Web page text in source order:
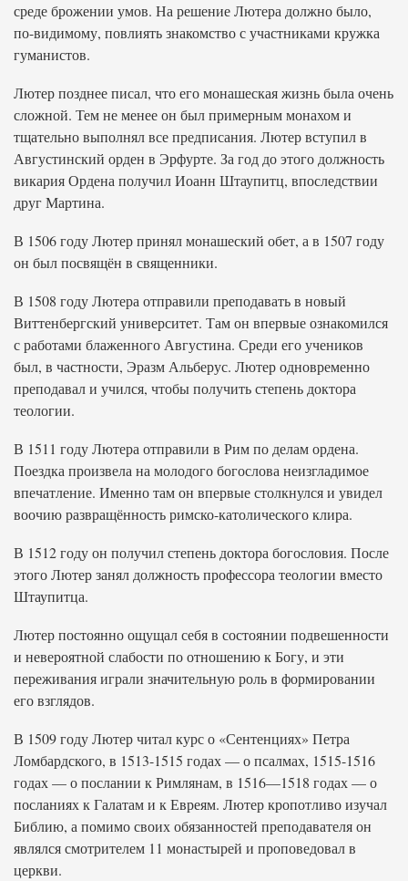
среде брожении умов. На решение Лютера должно было,
по-видимому, повлиять знакомство с участниками кружка
гуманистов.
Лютер позднее писал, что его монашеская жизнь была очень
сложной. Тем не менее он был примерным монахом и
тщательно выполнял все предписания. Лютер вступил в
Августинский орден в Эрфурте. За год до этого должность
викария Ордена получил Иоанн Штаупитц, впоследствии
друг Мартина.
В 1506 году Лютер принял монашеский обет, а в 1507 году
он был посвящён в священники.
В 1508 году Лютера отправили преподавать в новый
Виттенбергский университет. Там он впервые ознакомился
с работами блаженного Августина. Среди его учеников
был, в частности, Эразм Альберус. Лютер одновременно
преподавал и учился, чтобы получить степень доктора
теологии.
В 1511 году Лютера отправили в Рим по делам ордена.
Поездка произвела на молодого богослова неизгладимое
впечатление. Именно там он впервые столкнулся и увидел
воочию развращённость римско-католического клира.
В 1512 году он получил степень доктора богословия. После
этого Лютер занял должность профессора теологии вместо
Штаупитца.
Лютер постоянно ощущал себя в состоянии подвешенности
и невероятной слабости по отношению к Богу, и эти
переживания играли значительную роль в формировании
его взглядов.
В 1509 году Лютер читал курс о «Сентенциях» Петра
Ломбардского, в 1513-1515 годах — о псалмах, 1515-1516
годах — о послании к Римлянам, в 1516—1518 годах — о
посланиях к Галатам и к Евреям. Лютер кропотливо изучал
Библию, а помимо своих обязанностей преподавателя он
являлся смотрителем 11 монастырей и проповедовал в
церкви.